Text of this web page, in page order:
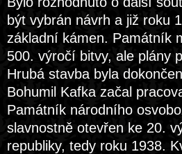
být vybrán návrh a již roku
základní kámen. Památník
500. výročí bitvy, ale plány
Hrubá stavba byla
Bohumil Kafka začal
Památník národního
slavnostně otevřen ke 20.
republiky, tedy roku 1938.